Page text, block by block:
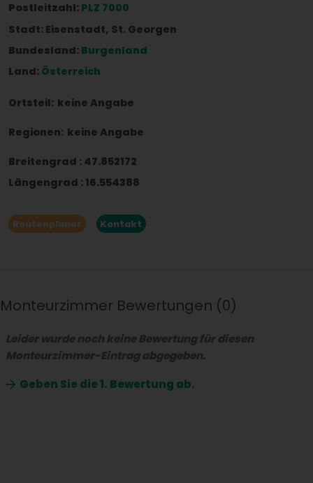
Postleitzahl: PLZ 7000
Stadt: Eisenstadt, St. Georgen
Bundesland: Burgenland
Land: Österreich
Ortsteil: keine Angabe
Regionen: keine Angabe
Breitengrad : 47.852172
Längengrad : 16.554388
Routenplaner Kontakt
Monteurzimmer Bewertungen 0
Leider wurde noch keine Bewertung für diesen
Monteurzimmer-Eintrag abgegeben.
Geben Sie die1. Bewertung ab.